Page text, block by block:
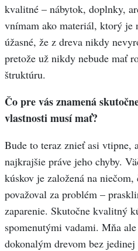
kvalitné – nábytok, doplnky,
vnímam ako materiál, ktorý je
úžasné, že z dreva nikdy
pretože už nikdy nebude mať
štruktúru.
Čo pre vás znamená
vlastnosti musí mať?
Bude to teraz znieť asi vtipne,
najkrajšie práve jeho chyby.
kúskov je založená na
považoval za problém –
zaparenie. Skutočne kvalitný
spomenutými vadami. Mňa
dokonalým drevom bez